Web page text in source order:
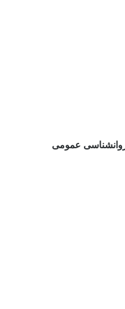
عمومی